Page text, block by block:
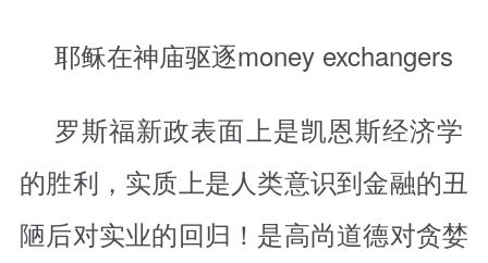
耶稣在神庙驱逐money exchangers
罗斯福新政表面上是凯恩斯经济学
的胜利，实质上是人类意识到金融的丑
陋后对实业的回归！是高尚道德对贪婪